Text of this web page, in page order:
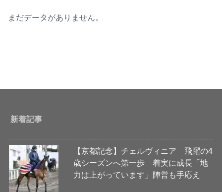
まだデータがありません。
新着記事
【京都記念】チェルヴィニア 飛躍の4
歳シーズンへ第一歩 着実に成長「地
力は上がっています」陣営も手応え